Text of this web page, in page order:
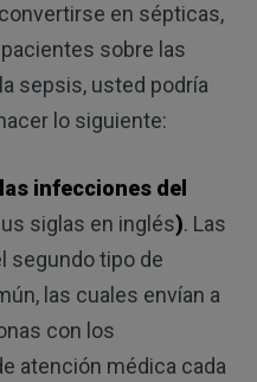
en sépticas,
sobre las
sepsis, usted podría
lo siguiente:
infecciones del
siglas en inglés). Las
segundo tipo de
las cuales envían a
con los
atención médica cada